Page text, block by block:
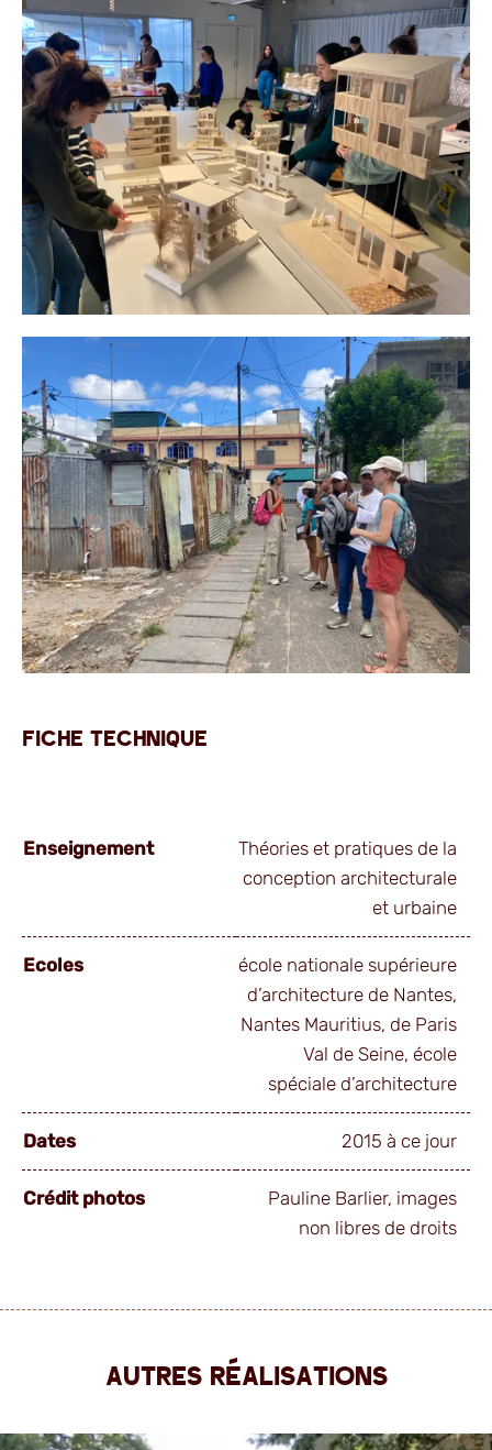
Agrandir
FICHE TECHNIQUE
Enseignement
Théories et pratiques de la
conception architecturale
et urbaine
Ecoles
école nationale supérieure
d’architecture de Nantes,
Nantes Mauritius, de Paris
Val de Seine, école
spéciale d’architecture
Dates 2015 à ce jour
Crédit photos
Pauline Barlier, images
non libres de droits
Autres réalisations